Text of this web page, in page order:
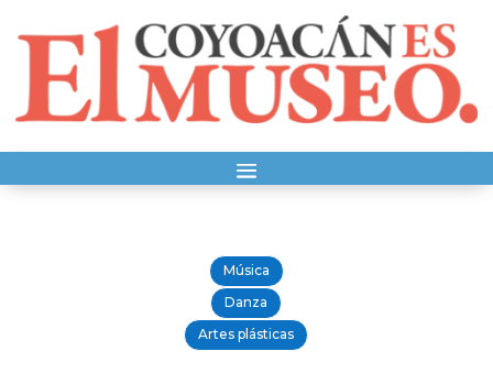
Música
Danza
Artes plásticas